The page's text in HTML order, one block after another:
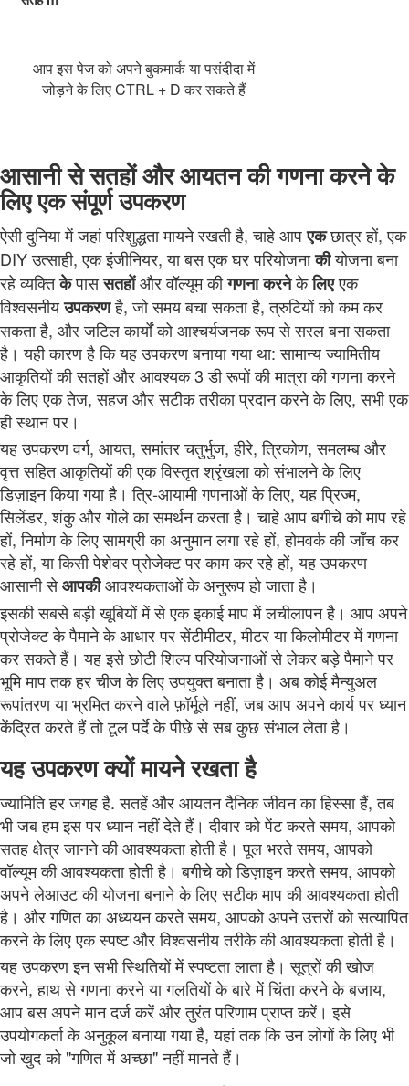
आप इस पेज को अपने बुकमार्क या पसंदीदा में
जोड़ने के लिए CTRL + D कर सकते हैं
आसानी से सतहों और आयतन की गणना करने के
लिए एक संपूर्ण उपकरण
ऐसी दुनिया में जहां परिशुद्धता मायने रखती है, चाहे आपएकछात्र हों, एक
DIY उत्साही, एक इंजीनियर, या बस एक घर परियोजनाकीयोजना बना
रहे व्यक्तिकेपाससतहोंऔर वॉल्यूम कीगणनाकरनेकेलिएएक
विश्वसनीयउपकरणहै, जो समय बचा सकता है, त्रुटियों को कम कर
सकता है, और जटिल कार्यों को आश्चर्यजनक रूप से सरल बना सकता
है। यही कारण है कि यह उपकरण बनाया गया था: सामान्य ज्यामितीय
आकृतियों की सतहों और आवश्यक 3 डी रूपों की मात्रा की गणना करने
के लिए एक तेज, सहज और सटीक तरीका प्रदान करने के लिए, सभी एक
ही स्थान पर।
यह उपकरण वर्ग, आयत, समांतर चतुर्भुज, हीरे, त्रिकोण, समलम्ब और
वृत्त सहित आकृतियों की एक विस्तृत श्रृंखला को संभालने के लिए
डिज़ाइन किया गया है। त्रि-आयामी गणनाओं के लिए, यह प्रिज्म,
सिलेंडर, शंकु और गोले का समर्थन करता है। चाहे आप बगीचे को माप रहे
हों, निर्माण के लिए सामग्री का अनुमान लगा रहे हों, होमवर्क की जाँच कर
रहे हों, या किसी पेशेवर प्रोजेक्ट पर काम कर रहे हों, यह उपकरण
आसानी सेआपकीआवश्यकताओं के अनुरूप हो जाता है।
इसकी सबसे बड़ी खूबियों में से एक इकाई माप में लचीलापन है। आप अपने
प्रोजेक्ट के पैमाने के आधार पर सेंटीमीटर, मीटर या किलोमीटर में गणना
कर सकते हैं। यह इसे छोटी शिल्प परियोजनाओं से लेकर बड़े पैमाने पर
भूमि माप तक हर चीज के लिए उपयुक्त बनाता है। अब कोई मैन्युअल
रूपांतरण या भ्रमित करने वाले फ़ॉर्मूले नहीं, जब आप अपने कार्य पर ध्यान
केंद्रित करते हैं तो टूल पर्दे के पीछे से सब कुछ संभाल लेता है।
यह उपकरण क्यों मायने रखता है
ज्यामिति हर जगह है. सतहें और आयतन दैनिक जीवन का हिस्सा हैं, तब
भी जब हम इस पर ध्यान नहीं देते हैं। दीवार को पेंट करते समय, आपको
सतह क्षेत्र जानने की आवश्यकता होती है। पूल भरते समय, आपको
वॉल्यूम की आवश्यकता होती है। बगीचे को डिज़ाइन करते समय, आपको
अपने लेआउट की योजना बनाने के लिए सटीक माप की आवश्यकता होती
है। और गणित का अध्ययन करते समय, आपको अपने उत्तरों को सत्यापित
करने के लिए एक स्पष्ट और विश्वसनीय तरीके की आवश्यकता होती है।
यह उपकरण इन सभी स्थितियों में स्पष्टता लाता है। सूत्रों की खोज
करने, हाथ से गणना करने या गलतियों के बारे में चिंता करने के बजाय,
आप बस अपने मान दर्ज करें और तुरंत परिणाम प्राप्त करें। इसे
उपयोगकर्ता के अनुकूल बनाया गया है, यहां तक कि उन लोगों के लिए भी
जो खुद को "गणित में अच्छा" नहीं मानते हैं।